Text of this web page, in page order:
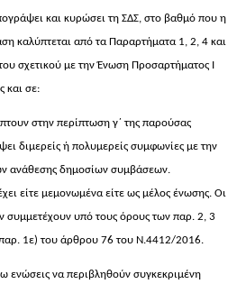
και κυρώσει τη ΣΔΣ, στο βαθμό που η
καλύπτεται από τα Παραρτήματα 1, 2, 4 και
σχετικού με την Ένωση Προσαρτήματος I
και σε:
στην περίπτωση γ΄ της παρούσας
διμερείς ή πολυμερείς συμφωνίες με την
ανάθεσης δημοσίων συμβάσεων.
είτε μεμονωμένα είτε ως μέλος ένωσης. Οι
συμμετέχουν υπό τους όρους των παρ. 2, 3
1ε) του άρθρου 76 του Ν.4412/2016.
ενώσεις να περιβληθούν συγκεκριμένη